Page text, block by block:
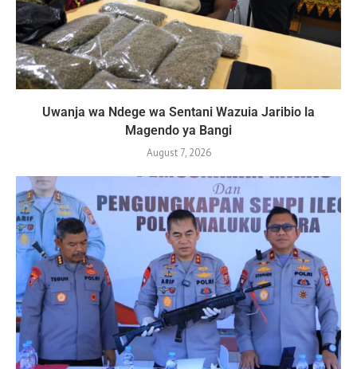
Uwanja wa Ndege wa Sentani Wazuia Jaribio la
Magendo ya Bangi
August 7, 2026